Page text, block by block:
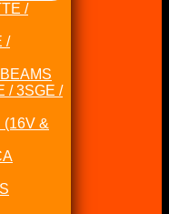
/
/
/ 3SGE /
(16V &